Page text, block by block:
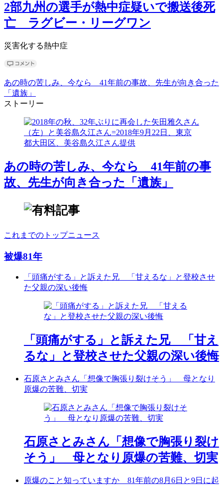
2部九州の選手が熱中症疑いで搬送後死
亡 ラグビー・リーグワン
災害化する熱中症
あの時の苦しみ、今なら 41年前の事故、先生が向き合った
「遺族」
ストーリー
あの時の苦しみ、今なら 41年前の事
故、先生が向き合った「遺族」
これまでのトップニュース
被爆81年
「頭痛がする」と訴えた兄 「甘えるな」と登校させ
た父親の深い後悔
「頭痛がする」と訴えた兄 「甘え
るな」と登校させた父親の深い後悔
石原さとみさん「想像で胸張り裂けそう」 母となり
原爆の苦難、切実
石原さとみさん「想像で胸張り裂け
そう」 母となり原爆の苦難、切実
原爆のこと知っていますか 81年前の8月6日と9日に起